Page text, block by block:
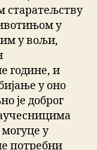
старатељству
у
у вољи,
године, и
у оно
је доброг
у
потребни